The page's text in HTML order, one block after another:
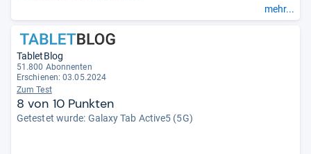
Akku (15%): „sehr gut“;
Back-Up-Sicherheit (0%): „sehr gut“.
mehr...
TabletBlog
51.800 Abonnenten
Erschienen: 03.05.2024
Zum Test
8 von 10 Punkten
Getestet wurde: Galaxy Tab Active5 (5G)